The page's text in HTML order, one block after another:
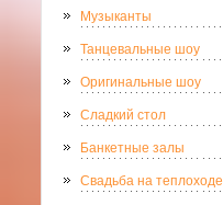
Музыканты
Танцевальные шоу
Оригинальные шоу
Сладкий стол
Банкетные залы
Свадьба на теплоходе